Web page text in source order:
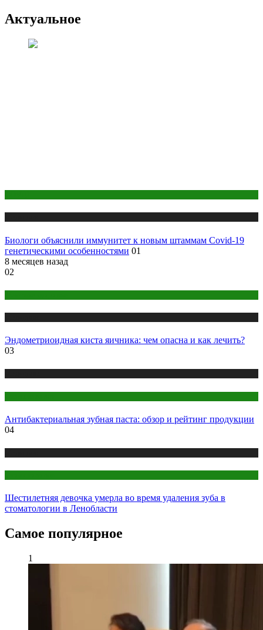
Актуальное
Биологи объяснили иммунитет к новым штаммам Covid-19
генетическими особенностями 01
8 месяцев назад
02
Эндометриоидная киста яичника: чем опасна и как лечить?
03
Антибактериальная зубная паста: обзор и рейтинг продукции
04
Шестилетняя девочка умерла во время удаления зуба в
стоматологии в Ленобласти
Самое популярное
1